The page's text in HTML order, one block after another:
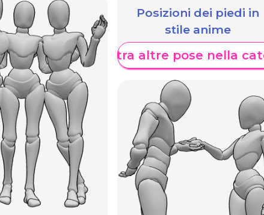
Posizioni dei piedi in
stile anime
Mostra altre pose nella